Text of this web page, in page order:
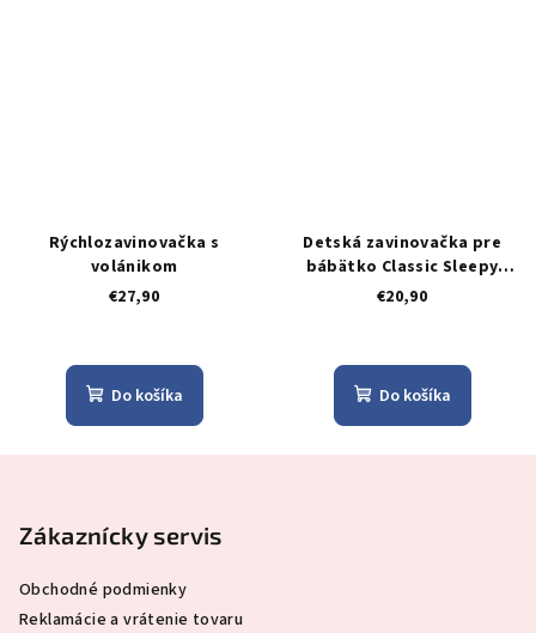
Rýchlozavinovačka s
volánikom
€27,90
Do košíka
Detská zavinovačka pre
bábätko Classic Sleepy
Teddy, biela
€20,90
Do košíka
Zákaznícky servis
Obchodné podmienky
Reklamácie a vrátenie tovaru